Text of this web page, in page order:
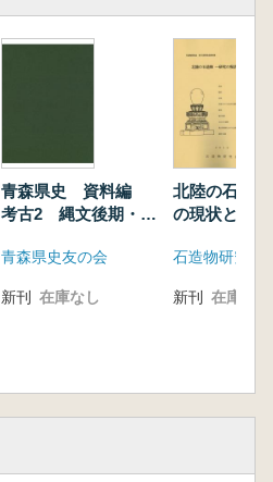
青森県史 資料編
考古2 縄文後期・晩
青森県史友の会
新刊 在庫なし
北陸の石造
の現状と課題
石造物研究会
新刊 在庫なし